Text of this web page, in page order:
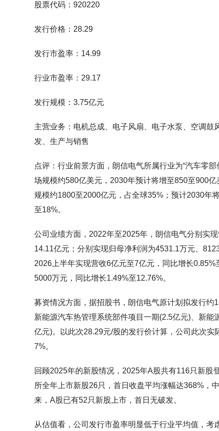
股票代码：920220
发行价格：28.29
发行市盈率：14.99
行业市盈率：29.17
发行规模：3.75亿元
主营业务：电机总成、电子风扇、电子水泵、空调
发、生产与销售
点评：行业前景方面，朗信电气所属行业为“汽车零
场规模约580亿美元，2030年预计将增至850至900
规模约1800至2000亿元，占全球35%；预计2030年
至18%。
公司业绩方面，2022年至2025年，朗信电气分别实
14.11亿元；分别实现归母净利润为4531.1万元、
2026上半年实现营收6亿元至7亿元，同比增长
5000万元，同比增长1.49%至12.76%。
募资情况方面，据招股书，朗信电气原计划拟发行约
新能源汽车热管理系统部件项目一期(2.5亿元)、新
亿元)。以此次28.29元/股的发行价计算，公司此次
7%。
回顾2025年的新股情况，2025年A股共有116只新股
所全年上市新股26只，首日收盘平均涨幅达368%，
来，A股已有52只新股上市，首日无破发。
从估值看，公司发行市盈率明显低于行业平均值，